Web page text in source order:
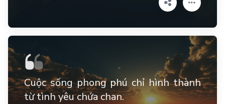
Cuộc sống phong phú chỉ hình thành
từ tình yêu chứa chan.